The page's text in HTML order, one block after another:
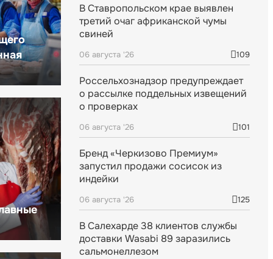
В Ставропольском крае выявлен
третий очаг африканской чумы
свиней
06 августа '26 109
Россельхознадзор предупреждает
о рассылке поддельных извещений
о проверках
06 августа '26 101
Бренд «Черкизово Премиум»
запустил продажи сосисок из
индейки
06 августа '26 125
В Салехарде 38 клиентов службы
доставки Wasabi 89 заразились
сальмонеллезом